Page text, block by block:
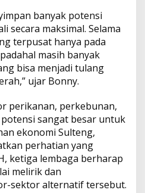
banyak potensi
secara maksimal. Selama
terpusat hanya pada
masih banyak
bisa menjadi tulang
ujar Bonny.
perikanan, perkebunan,
sangat besar untuk
ekonomi Sulteng,
perhatian yang
ketiga lembaga berharap
melirik dan
sektor alternatif tersebut.